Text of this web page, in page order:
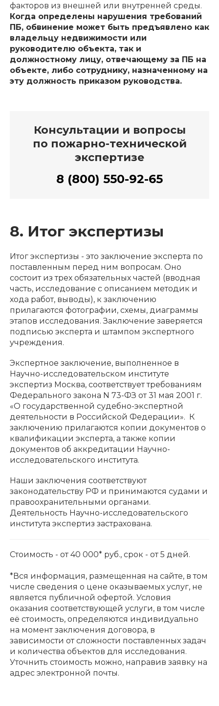
факторов из внешней или внутренней среды.
Когда определены нарушения требований
ПБ, обвинение может быть предъявлено как
владельцу недвижимости или
руководителю объекта, так и
должностному лицу, отвечающему за ПБ на
объекте, либо сотруднику, назначенному на
эту должность приказом руководства.
Консультации и вопросы
по пожарно-технической
экспертизе
8 (800) 550-92-65
8. Итог экспертизы
Итог экспертизы - это заключение эксперта по
поставленным перед ним вопросам. Оно
состоит из трех обязательных частей (вводная
часть, исследование с описанием методик и
хода работ, выводы), к заключению
прилагаются фотографии, схемы, диаграммы
этапов исследования. Заключение заверяется
подписью эксперта и штампом экспертного
учреждения.
Экспертное заключение, выполненное в
Научно-исследовательском институте
экспертиз Москва, соответствует требованиям
Федерального закона N 73-ФЗ от 31 мая 2001 г.
«О государственной судебно-экспертной
деятельности в Российской Федерации». К
заключению прилагаются копии документов о
квалификации эксперта, а также копии
документов об аккредитации Научно-
исследовательского института.
Наши заключения соответствуют
законодательству РФ и принимаются судами и
правоохранительными органами.
Деятельность Научно-исследовательского
института экспертиз застрахована.
Стоимость - от 40 000* руб., срок - от 5 дней.
*Вся информация, размещенная на сайте, в том
числе сведения о цене оказываемых услуг, не
является публичной офертой. Условия
оказания соответствующей услуги, в том числе
её стоимость, определяются индивидуально
на момент заключения договора, в
зависимости от сложности поставленных задач
и количества объектов для исследования.
Уточнить стоимость можно, направив заявку на
адрес электронной почты.